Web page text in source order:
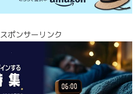
スポンサーリンク